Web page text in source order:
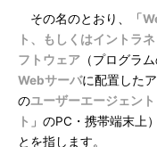
その名のとおり、「
ト、もしくはイントラ
フトウェア （プログラ
Webサーバに配置した
のユーザーエージェント
ト 」のPC・携帯端末上
とを指します。